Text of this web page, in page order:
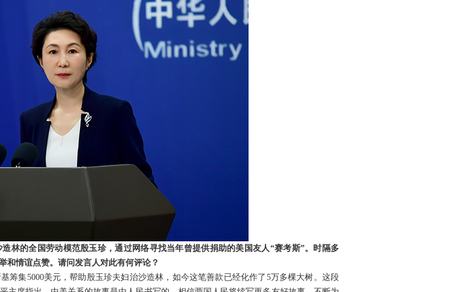
林的全国劳动模范殷玉珍，通过网络寻找当年曾提供捐助的美国友人“赛考斯”。时隔多
和情谊点赞。请问发言人对此有何评论？
筹集5000美元，帮助殷玉珍夫妇治沙造林，如今这笔善款已经化作了5万多棵大树。这段